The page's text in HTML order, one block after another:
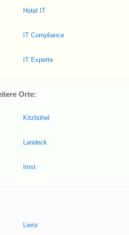
Hotel IT
IT Compliance
IT Experte
Orte:
Kitzbühel
Landeck
Imst
Lienz